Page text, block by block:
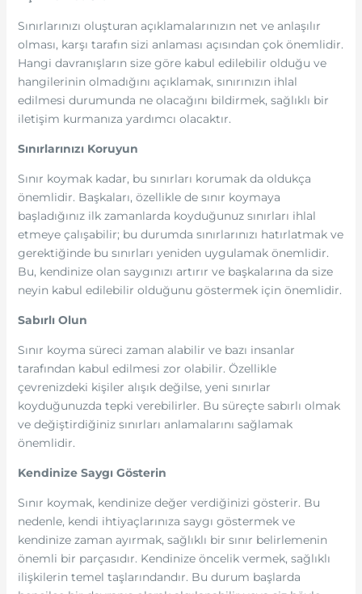
Sınırlarınızı oluşturan açıklamalarınızın net ve anlaşılır
olması, karşı tarafın sizi anlaması açısından çok önemlidir.
Hangi davranışların size göre kabul edilebilir olduğu ve
hangilerinin olmadığını açıklamak, sınırınızın ihlal
edilmesi durumunda ne olacağını bildirmek, sağlıklı bir
iletişim kurmanıza yardımcı olacaktır.
Sınırlarınızı Koruyun
Sınır koymak kadar, bu sınırları korumak da oldukça
önemlidir. Başkaları, özellikle de sınır koymaya
başladığınız ilk zamanlarda koyduğunuz sınırları ihlal
etmeye çalışabilir; bu durumda sınırlarınızı hatırlatmak ve
gerektiğinde bu sınırları yeniden uygulamak önemlidir.
Bu, kendinize olan saygınızı artırır ve başkalarına da size
neyin kabul edilebilir olduğunu göstermek için önemlidir.
Sabırlı Olun
Sınır koyma süreci zaman alabilir ve bazı insanlar
tarafından kabul edilmesi zor olabilir. Özellikle
çevrenizdeki kişiler alışık değilse, yeni sınırlar
koyduğunuzda tepki verebilirler. Bu süreçte sabırlı olmak
ve değiştirdiğiniz sınırları anlamalarını sağlamak
önemlidir.
Kendinize Saygı Gösterin
Sınır koymak, kendinize değer verdiğinizi gösterir. Bu
nedenle, kendi ihtiyaçlarınıza saygı göstermek ve
kendinize zaman ayırmak, sağlıklı bir sınır belirlemenin
önemli bir parçasıdır. Kendinize öncelik vermek, sağlıklı
ilişkilerin temel taşlarındandır. Bu durum başlarda